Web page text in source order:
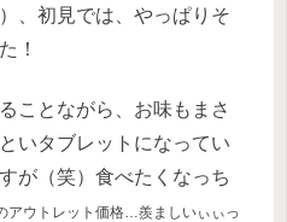
、初見では、やっぱりそ
！
ことながら、お味もまさ
いタブレットになってい
が（笑）食べたくなっち
アウトレット価格…羨ましいぃぃっ